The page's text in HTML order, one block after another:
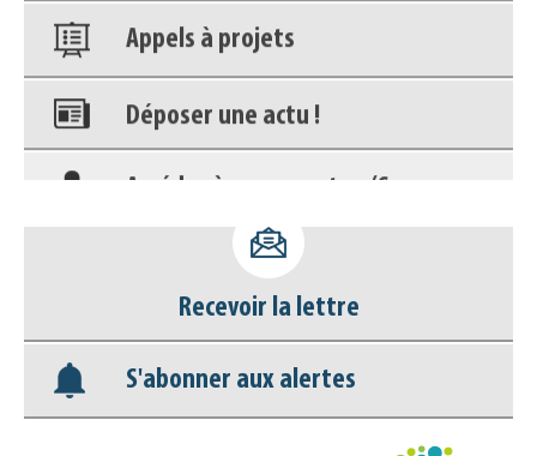
Déposer une actu !
Accéder à son compte - (Se
déconnecter)
Base documentaire
Nos veilles Scoop.it
Appels à projets
Recevoir la lettre
S'abonner aux alertes